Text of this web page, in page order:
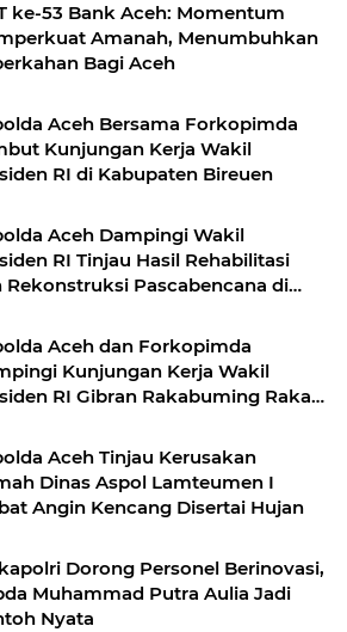
ke-53 Bank Aceh: Momentum
Amanah, Menumbuhkan
Bagi Aceh
Aceh Bersama Forkopimda
Kunjungan Kerja Wakil
RI di Kabupaten Bireuen
Aceh Dampingi Wakil
RI Tinjau Hasil Rehabilitasi
Rekonstruksi Pascabencana di
Aceh dan Forkopimda
Kunjungan Kerja Wakil
RI Gibran Rakabuming Raka
Aceh Tinjau Kerusakan
Dinas Aspol Lamteumen I
Angin Kencang Disertai Hujan
Dorong Personel Berinovasi,
Muhammad Putra Aulia Jadi
Nyata